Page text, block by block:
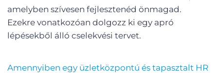
amelyben szívesen fejlesztenéd önmagad.
Ezekre vonatkozóan dolgozz ki egy apró
lépésekből álló cselekvési tervet.
Amennyiben egy üzletközpontú és tapasztalt HR